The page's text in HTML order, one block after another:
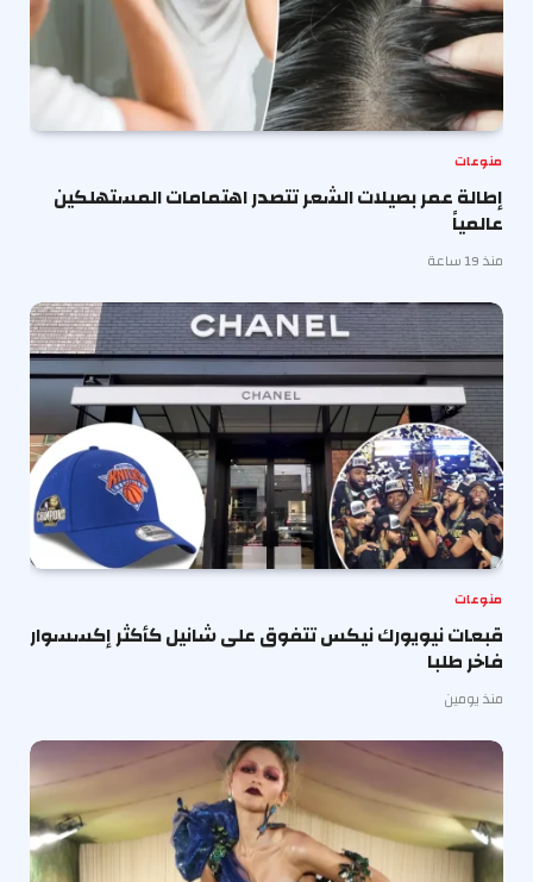
منوعات
إطالة عمر بصيلات الشعر تتصدر اهتمامات المستهلكين
عالمياً
منذ 19 ساعة
منوعات
قبعات نيويورك نيكس تتفوق على شانيل كأكثر إكسسوار
فاخر طلبا
منذ يومين